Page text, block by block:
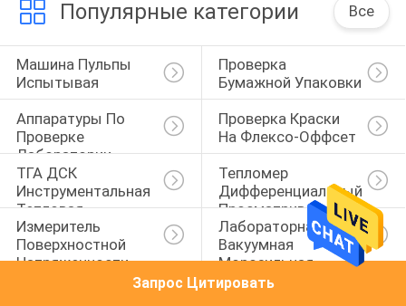
Популярные категории Все
Машина Пульпы
Испытывая
Проверка
Бумажной Упаковки
Аппаратуры По
Проверке
Лаборатории
Проверка Краски
На Флексо-Оффсет
ТГА ДСК
Инструментальная
Тепловая
Тепломер
Дифференциальный
Просматривать
Измеритель
Поверхностной
Напряженности
Лабораторная
Вакуумная
Морозильная
Сушилка
Запрос Цитировать